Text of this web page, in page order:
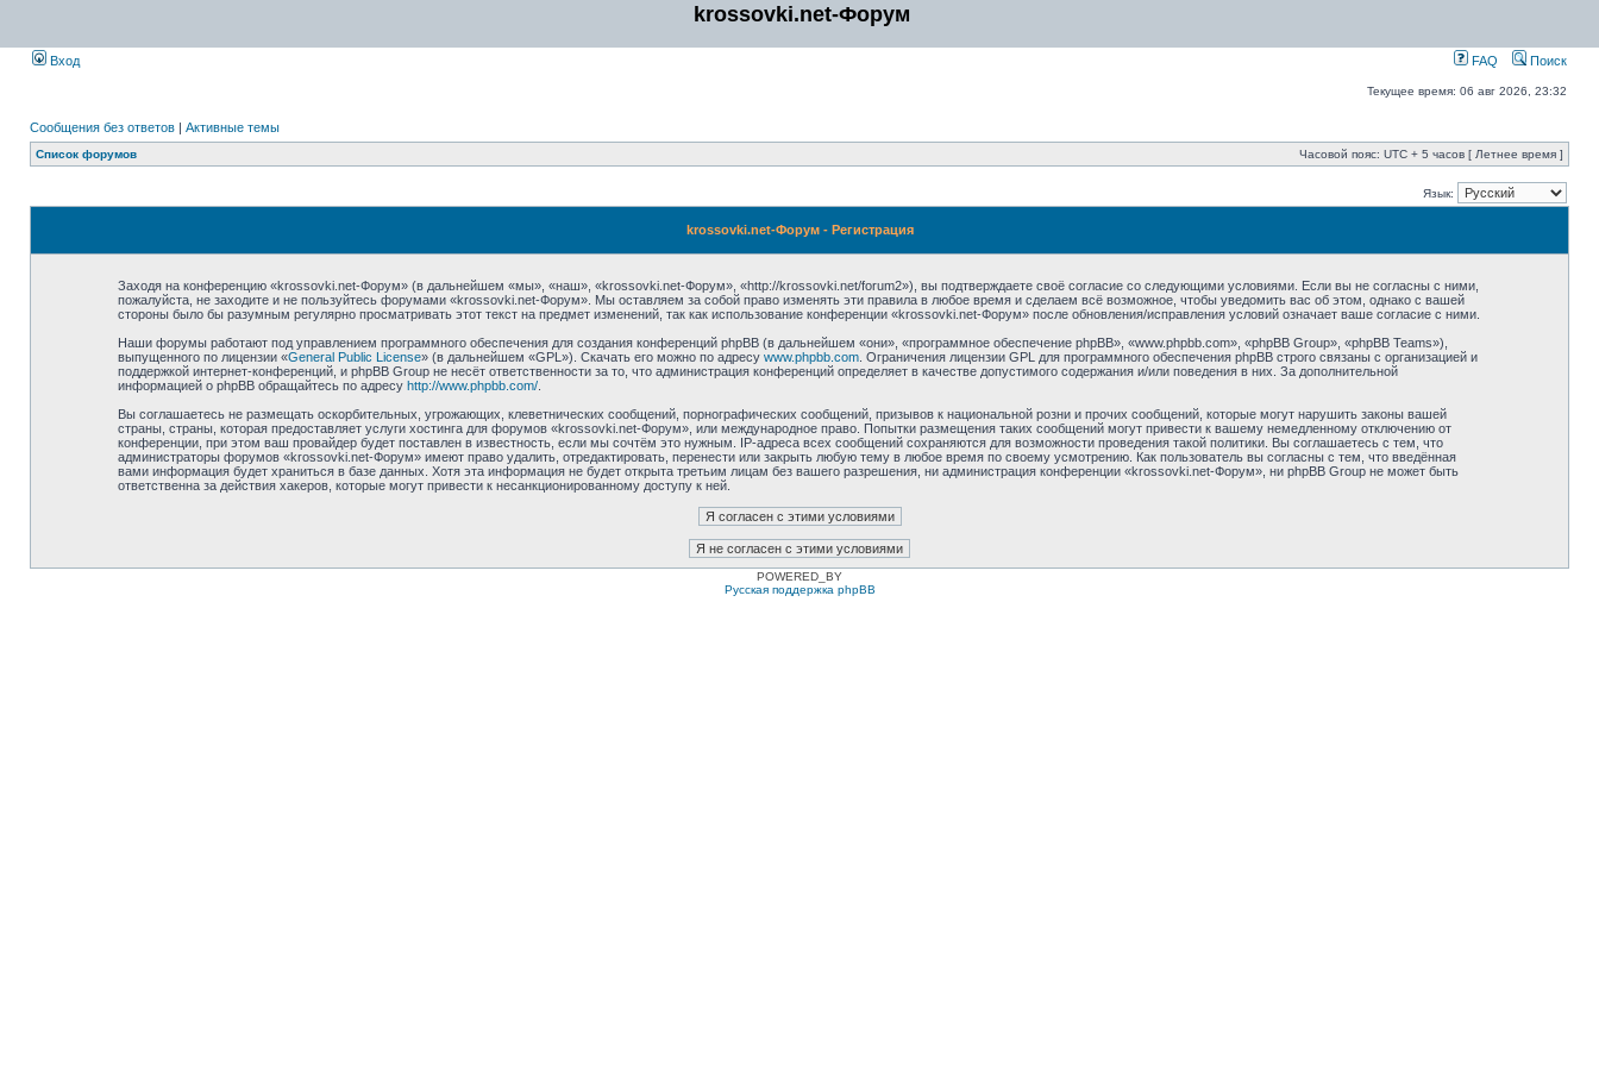
krossovki.net-Форум
Вход FAQ Поиск
Текущее время: 06 авг 2026, 23:32
Сообщения без ответов | Активные темы
Список форумов Часовой пояс: UTC + 5 часов [ Летнее время ]
Язык:
krossovki.net-Форум - Регистрация
Заходя на конференцию «krossovki.net-Форум» (в дальнейшем «мы», «наш», «krossovki.net-Форум», «http://krossovki.net/forum2»), вы подтверждаете своё согласие со следующими условиями. Если вы не согласны с ними,
пожалуйста, не заходите и не пользуйтесь форумами «krossovki.net-Форум». Мы оставляем за собой право изменять эти правила в любое время и сделаем всё возможное, чтобы уведомить вас об этом, однако с вашей
стороны было бы разумным регулярно просматривать этот текст на предмет изменений, так как использование конференции «krossovki.net-Форум» после обновления/исправления условий означает ваше согласие с ними.
Наши форумы работают под управлением программного обеспечения для создания конференций phpBB (в дальнейшем «они», «программное обеспечение phpBB», «www.phpbb.com», «phpBB Group», «phpBB Teams»),
выпущенного по лицензии «General Public License» (в дальнейшем «GPL»). Скачать его можно по адресу www.phpbb.com. Ограничения лицензии GPL для программного обеспечения phpBB строго связаны с организацией и
поддержкой интернет-конференций, и phpBB Group не несёт ответственности за то, что администрация конференций определяет в качестве допустимого содержания и/или поведения в них. За дополнительной
информацией о phpBB обращайтесь по адресу http://www.phpbb.com/.
Вы соглашаетесь не размещать оскорбительных, угрожающих, клеветнических сообщений, порнографических сообщений, призывов к национальной розни и прочих сообщений, которые могут нарушить законы вашей
страны, страны, которая предоставляет услуги хостинга для форумов «krossovki.net-Форум», или международное право. Попытки размещения таких сообщений могут привести к вашему немедленному отключению от
конференции, при этом ваш провайдер будет поставлен в известность, если мы сочтём это нужным. IP-адреса всех сообщений сохраняются для возможности проведения такой политики. Вы соглашаетесь с тем, что
администраторы форумов «krossovki.net-Форум» имеют право удалить, отредактировать, перенести или закрыть любую тему в любое время по своему усмотрению. Как пользователь вы согласны с тем, что введённая
вами информация будет храниться в базе данных. Хотя эта информация не будет открыта третьим лицам без вашего разрешения, ни администрация конференции «krossovki.net-Форум», ни phpBB Group не может быть
ответственна за действия хакеров, которые могут привести к несанкционированному доступу к ней.
POWERED_BY
Русская поддержка phpBB